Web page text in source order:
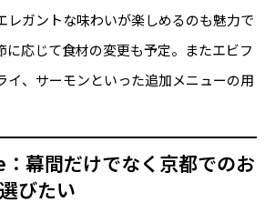
レガントな味わいが楽しめるのも魅力で
に応じて食材の変更も予定。またエビフ
イ、サーモンといった追加メニューの用
幕間だけでなく京都でのお
びたい